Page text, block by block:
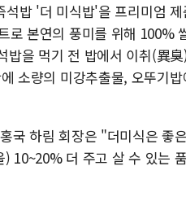
밥 '더 미식밥'을 프리미엄
로 본연의 풍미를 위해 100%
밥을 먹기 전 밥에서 이취(異
소량의 미강추출물, 오뚜기
국 하림 회장은 "더미식은 좋
10~20% 더 주고 살 수 있는